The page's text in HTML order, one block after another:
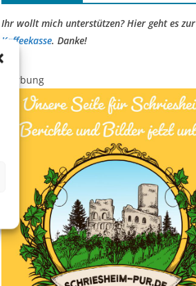
Ihr wollt mich unterstützen? Hier geht es zur
Kaffeekasse. Danke!
Werbung